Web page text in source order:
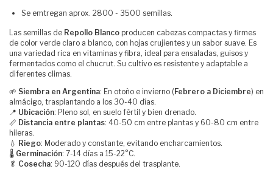
Se emtregan aprox. 2800 - 3500 semillas.
Las semillas de Repollo Blanco producen cabezas compactas y firmes
de color verde claro a blanco, con hojas crujientes y un sabor suave. Es
una variedad rica en vitaminas y fibra, ideal para ensaladas, guisos y
fermentados como el chucrut. Su cultivo es resistente y adaptable a
diferentes climas.
🌱 Siembra en Argentina: En otoño e invierno (Febrero a Diciembre) en
almácigo, trasplantando a los 30-40 días.
📍 Ubicación: Pleno sol, en suelo fértil y bien drenado.
📏 Distancia entre plantas: 40-50 cm entre plantas y 60-80 cm entre
hileras.
💧 Riego: Moderado y constante, evitando encharcamientos.
🌡 Germinación: 7-14 días a 15-22°C.
🥬 Cosecha: 90-120 días después del trasplante.